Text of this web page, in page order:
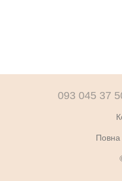
093 045 37
Повна